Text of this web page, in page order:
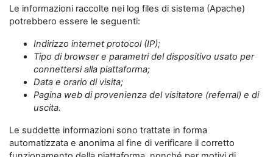
Le informazioni raccolte nei log files di sistema (Apache)
potrebbero essere le seguenti:
Indirizzo internet protocol (IP);
Tipo di browser e parametri del dispositivo usato per
connettersi alla piattaforma;
Data e orario di visita;
Pagina web di provenienza del visitatore (referral) e di
uscita.
Le suddette informazioni sono trattate in forma
automatizzata e anonima al fine di verificare il corretto